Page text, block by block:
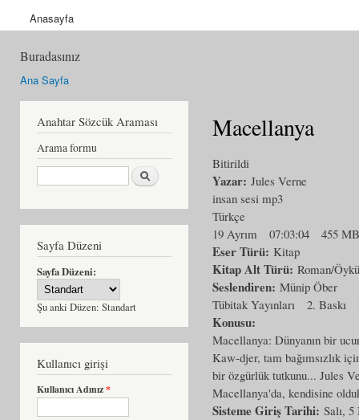
Anasayfa
Buradasınız
Ana Sayfa
Anahtar Sözcük Araması
Arama formu
Ara
Sayfa Düzeni
Sayfa Düzeni:
Şu anki Düzen: Standart
Kullanıcı girişi
Kullanıcı Adınız*
Macellanya
Bitirildi
Yazar: Jules Verne
insan sesi mp3
Türkçe
19 Ayrım
07:03:04 455 MB
Eser Türü: Kitap
Kitap Alt Türü: Roman/Öykü
Seslendiren: Münip Öber
Tübitak Yayınları
2. Baskı
Konusu:
Macellanya: Dünyanın bir
Kaw-djer, tam bağımsızlık
bir özgürlük tutkunu... Jules
Macellanya'da, kendisine
Sisteme Giriş Tarihi: Salı,